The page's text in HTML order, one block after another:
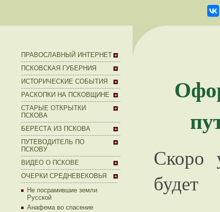
ПРАВОСЛАВНЫЙ ИНТЕРНЕТ
ПСКОВСКАЯ ГУБЕРНИЯ
ИСТОРИЧЕСКИЕ СОБЫТИЯ
РАСКОПКИ НА ПСКОВЩИНЕ
СТАРЫЕ ОТКРЫТКИ
ПСКОВА
БЕРЕСТА ИЗ ПСКОВА
ПУТЕВОДИТЕЛЬ ПО
ПСКОВУ
ВИДЕО О ПСКОВЕ
ОЧЕРКИ СРЕДНЕВЕКОВЬЯ
Не посрамившие земли
Русской
Анафема во спасение
Скоро
будет